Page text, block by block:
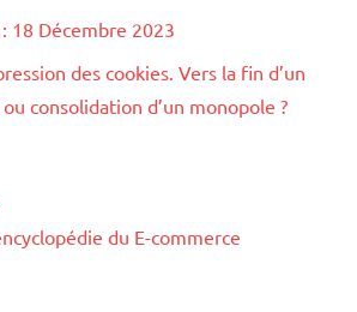
18 Décembre 2023
des cookies. Vers la fin d’un
consolidation d’un monopole ?
du E-commerce